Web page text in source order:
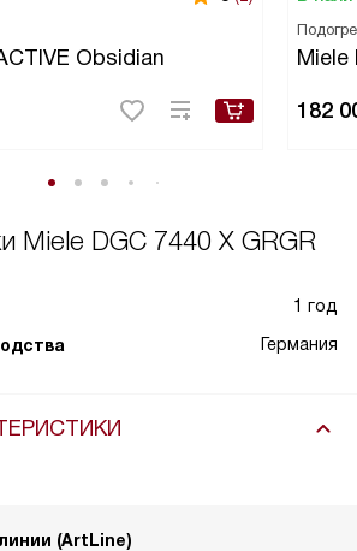
Obsidian Miele
182
Miele DGC 7440 X GRGR
1 год
Германия
(ArtLine)